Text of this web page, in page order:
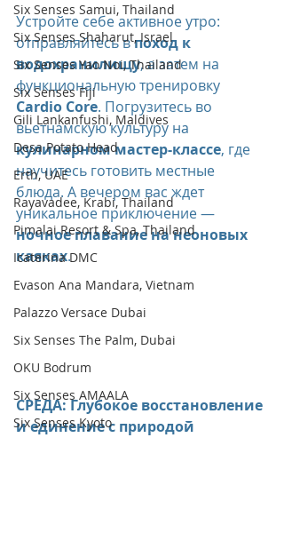
Six Senses Samui, Thailand
Six Senses Shaharut, Israel
Six Senses Yao Noi, Thailand
Six Senses Fiji
Gili Lankanfushi, Maldives
Desa Potato Head
Erth, UAE
Rayavadee, Krabi, Thailand
Pimalai Resort & Spa, Thailand
Icaterina DMC
Evason Ana Mandara, Vietnam
Palazzo Versace Dubai
Six Senses The Palm, Dubai
OKU Bodrum
Six Senses AMAALA
Six Senses Kyoto
Устройте себе активное утро:
отправляйтесь в поход к
водохранилищу, а затем на
функциональную тренировку
Cardio Core. Погрузитесь во
вьетнамскую культуру на
кулинарном мастер-классе, где
научитесь готовить местные
блюда. А вечером вас ждет
уникальное приключение —
ночное плавание на неоновых
каяках.
СРЕДА: Глубокое восстановление
и единение с природой